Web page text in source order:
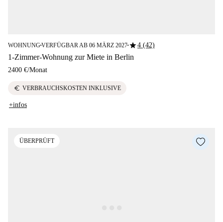
WOHNUNG■VERFÜGBAR AB 06 MÄRZ 2027■star4 (42)
1-Zimmer-Wohnung zur Miete in Berlin
2400 €/Monat
euro VERBRAUCHSKOSTEN INKLUSIVE
+infos
ÜBERPRÜFT